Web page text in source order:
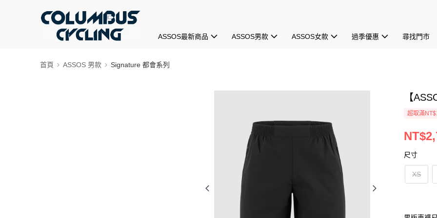
ASSOS最新商品 ASSOS男款 ASSOS女款 過季優惠 尋找門市
首頁 ASSOS 男款 Signature 都會系列
【
超取滿
尺寸
XS